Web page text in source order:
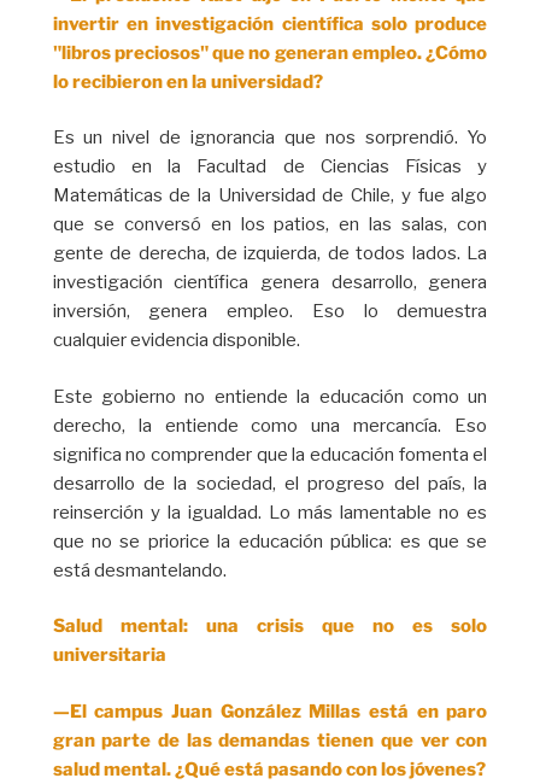
invertir en investigación científica solo produce
"libros preciosos" que no generan empleo. ¿Cómo
lo recibieron en la universidad?
Es un nivel de ignorancia que nos sorprendió. Yo
estudio en la Facultad de Ciencias Físicas y
Matemáticas de la Universidad de Chile, y fue algo
que se conversó en los patios, en las salas, con
gente de derecha, de izquierda, de todos lados. La
investigación científica genera desarrollo, genera
inversión, genera empleo. Eso lo demuestra
cualquier evidencia disponible.
Este gobierno no entiende la educación como un
derecho, la entiende como una mercancía. Eso
significa no comprender que la educación fomenta el
desarrollo de la sociedad, el progreso del país, la
reinserción y la igualdad. Lo más lamentable no es
que no se priorice la educación pública: es que se
está desmantelando.
Salud mental: una crisis que no es solo
universitaria
—El campus Juan González Millas está en paro
gran parte de las demandas tienen que ver con
salud mental. ¿Qué está pasando con los jóvenes?